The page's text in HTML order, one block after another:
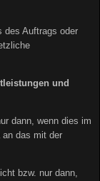
des Auftrags oder
und
dann, wenn dies im
an das mit der
bzw. nur dann,